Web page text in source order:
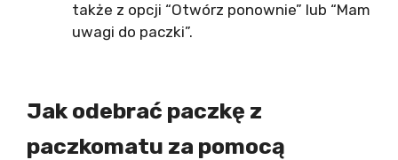
także z opcji “Otwórz ponownie” lub “Mam
uwagi do paczki”.
Jak odebrać paczkę z
paczkomatu za pomocą